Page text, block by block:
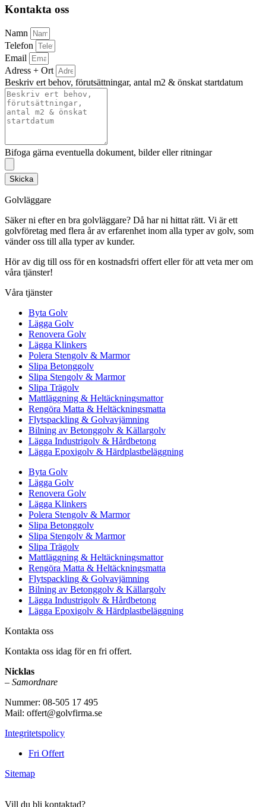
Kontakta oss
Namn
Telefon
Email
Adress + Ort
Beskriv ert behov, förutsättningar, antal m2 & önskat startdatum
Bifoga gärna eventuella dokument, bilder eller ritningar
Skicka
Golvläggare
Säker ni efter en bra golvläggare? Då har ni hittat rätt. Vi är ett
golvföretag med flera år av erfarenhet inom alla typer av golv, som
vänder oss till alla typer av kunder.
Hör av dig till oss för en kostnadsfri offert eller för att veta mer om
våra tjänster!
Våra tjänster
Byta Golv
Lägga Golv
Renovera Golv
Lägga Klinkers
Polera Stengolv & Marmor
Slipa Betonggolv
Slipa Stengolv & Marmor
Slipa Trägolv
Mattläggning & Heltäckningsmattor
Rengöra Matta & Heltäckningsmatta
Flytspackling & Golvavjämning
Bilning av Betonggolv & Källargolv
Lägga Industrigolv & Hårdbetong
Lägga Epoxigolv & Härdplastbeläggning
Byta Golv
Lägga Golv
Renovera Golv
Lägga Klinkers
Polera Stengolv & Marmor
Slipa Betonggolv
Slipa Stengolv & Marmor
Slipa Trägolv
Mattläggning & Heltäckningsmattor
Rengöra Matta & Heltäckningsmatta
Flytspackling & Golvavjämning
Bilning av Betonggolv & Källargolv
Lägga Industrigolv & Hårdbetong
Lägga Epoxigolv & Härdplastbeläggning
Kontakta oss
Kontakta oss idag för en fri offert.
Nicklas
– Samordnare
Nummer: 08-505 17 495
Mail: offert@golvfirma.se
Integritetspolicy
Fri Offert
Sitemap
Vill du bli kontaktad?